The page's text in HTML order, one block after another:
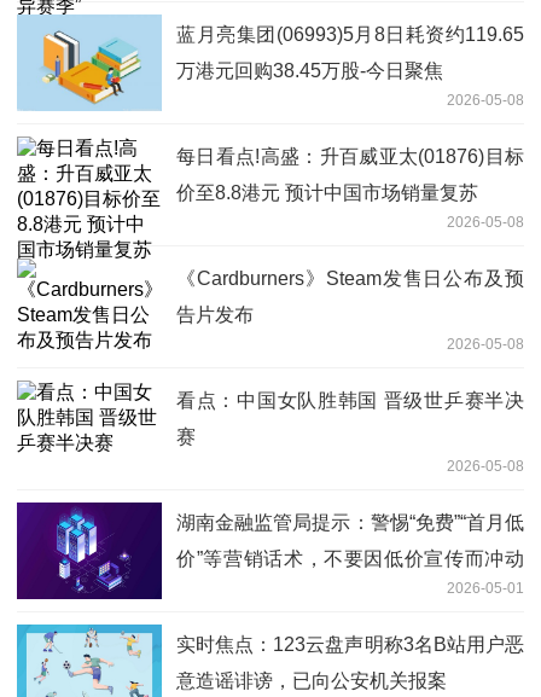
蓝月亮集团(06993)5月8日耗资约119.65
万港元回购38.45万股-今日聚焦
2026-05-08
每日看点!高盛：升百威亚太(01876)目标
价至8.8港元 预计中国市场销量复苏
2026-05-08
《Cardburners》Steam发售日公布及预
告片发布
2026-05-08
看点：中国女队胜韩国 晋级世乒赛半决
赛
2026-05-08
湖南金融监管局提示：警惕“免费”“首月低
价”等营销话术，不要因低价宣传而冲动
2026-05-01
实时焦点：123云盘声明称3名B站用户恶
意造谣诽谤，已向公安机关报案